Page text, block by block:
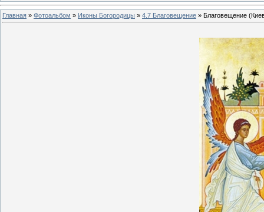
Главная » Фотоальбом » Иконы Богородицы » 4.7 Благовещение » Благовещение